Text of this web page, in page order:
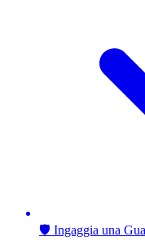
🛡️ Ingaggia una